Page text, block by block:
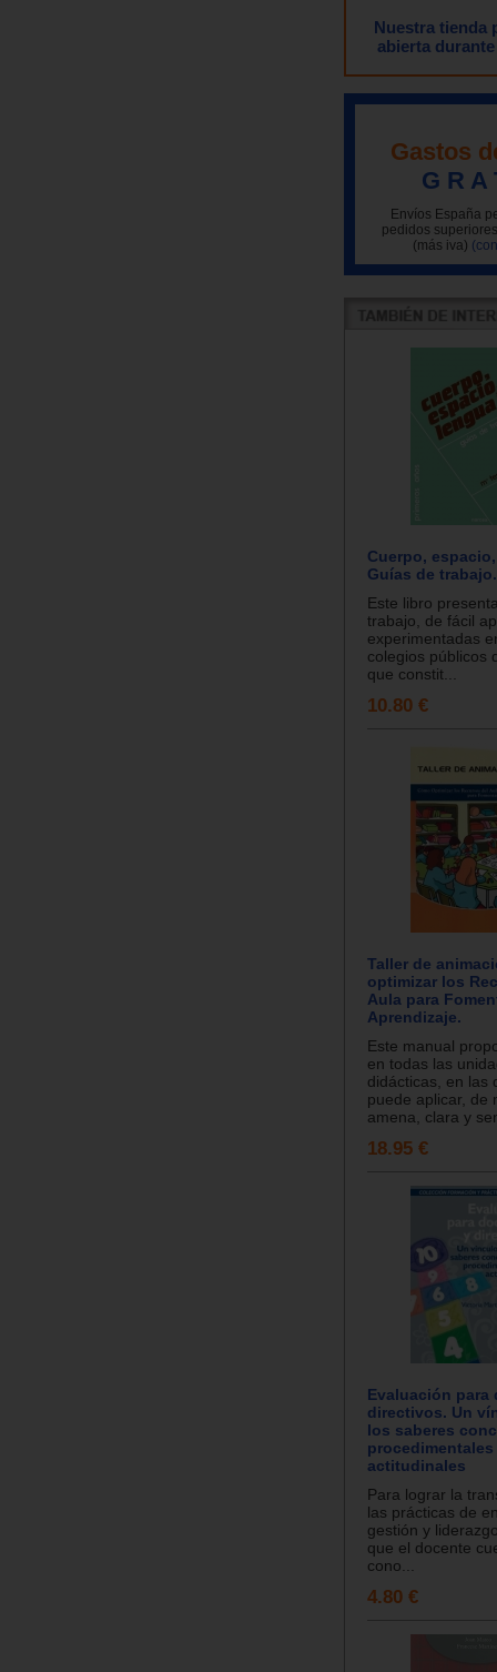
Nuestra tienda
abierta
Gastos
G R A
Envíos España
pedidos
(más iva)
Cuerpo,
Guías de trabajo.
Este libro
trabajo, de fácil
experimentadas
colegios públicos
que constit...
10.80 €
Taller de
optimizar los
Aula para
Aprendizaje.
Este manual
en todas las
didácticas, en las
puede aplicar, de
amena, clara y
18.95 €
Evaluación para
directivos. Un
los saberes
procedimentales
actitudinales
Para lograr la
las prácticas de
gestión y
que el docente
cono...
4.80 €